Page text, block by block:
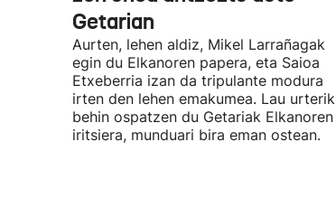
Getarian
Aurten, lehen aldiz, Mikel Larrañagak
egin du Elkanoren papera, eta Saioa
Etxeberria izan da tripulante modura
irten den lehen emakumea. Lau urterik
behin ospatzen du Getariak Elkanoren
iritsiera, munduari bira eman ostean.